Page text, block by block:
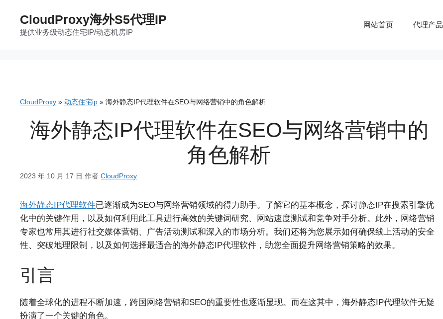
CloudProxy海外S5代理IP
提供业务级动态住宅IP/动态机房IP
网站首页 代理产品
CloudProxy » 动态住宅ip » 海外静态IP代理软件在SEO与网络营销中的角色解析
海外静态IP代理软件在SEO与网络营销中的
角色解析
2023 年 10 月 17 日 作者 CloudProxy
海外静态IP代理软件已逐渐成为SEO与网络营销领域的得力助手。了解它的基本概念，探讨静态IP在搜索引擎优
化中的关键作用，以及如何利用此工具进行高效的关键词研究、网站速度测试和竞争对手分析。此外，网络营销
专家也常用其进行社交媒体营销、广告活动测试和深入的市场分析。我们还将为您展示如何确保线上活动的安全
性、突破地理限制，以及如何选择最适合的海外静态IP代理软件，助您全面提升网络营销策略的效果。
引言
随着全球化的进程不断加速，跨国网络营销和SEO的重要性也逐渐显现。而在这其中，海外静态IP代理软件无疑
扮演了一个关键的角色。